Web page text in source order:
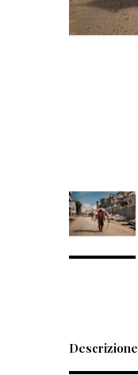
Descrizione